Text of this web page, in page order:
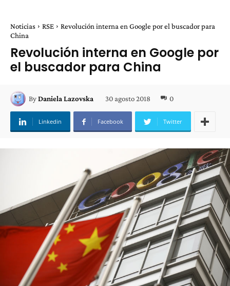
Noticias RSE
Revolución interna en Google por el buscador para
China
Revolución interna en Google por
el buscador para China
ByDaniela Lazovska 30 agosto 2018 0
Linkedin Facebook Twitter